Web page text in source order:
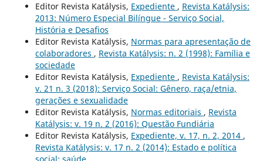
Editor Revista Katálysis, Expediente , Revista Katálysis:
2013: Número Especial Bilíngue - Serviço Social,
História e Desafios
Editor Revista Katálysis, Normas para apresentação de
colaboradores , Revista Katálysis: n. 2 (1998): Família e
sociedade
Editor Revista Katálysis, Expediente , Revista Katálysis:
v. 21 n. 3 (2018): Serviço Social: Gênero, raça/etnia,
gerações e sexualidade
Editor Revista Katálysis, Normas editoriais , Revista
Katálysis: v. 19 n. 2 (2016): Questão Fundiária
Editor Revista Katálysis, Expediente, v. 17, n. 2, 2014 ,
Revista Katálysis: v. 17 n. 2 (2014): Estado e política